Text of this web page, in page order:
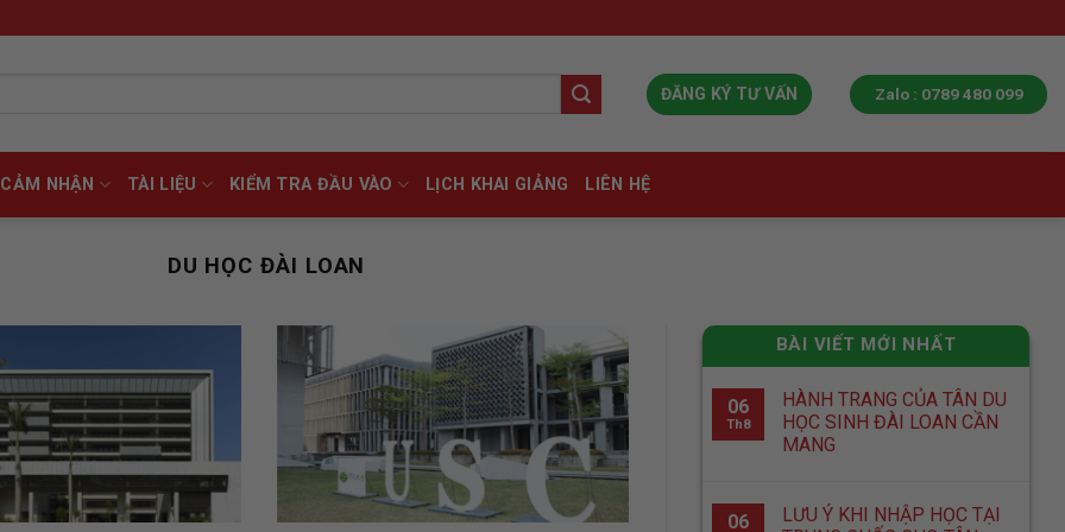
ĐĂNG KÝ TƯ VẤN Zalo : 0789 480 099
CẢM NHẬN TÀI LIỆU KIỂM TRA ĐẦU VÀO LỊCH KHAI GIẢNG LIÊN HỆ
DU HỌC ĐÀI LOAN
BÀI VIẾT MỚI NHẤT
06
Th8
HÀNH TRANG CỦA TÂN DU
HỌC SINH ĐÀI LOAN CẦN
MANG
06
LƯU Ý KHI NHẬP HỌC TẠI